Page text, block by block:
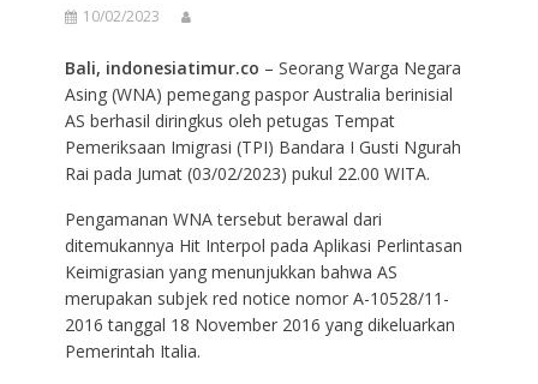
10/02/2023
Bali, indonesiatimur.co – Seorang Warga Negara
Asing (WNA) pemegang paspor Australia berinisial
AS berhasil diringkus oleh petugas Tempat
Pemeriksaan Imigrasi (TPI) Bandara I Gusti Ngurah
Rai pada Jumat (03/02/2023) pukul 22.00 WITA.
Pengamanan WNA tersebut berawal dari
ditemukannya Hit Interpol pada Aplikasi Perlintasan
Keimigrasian yang menunjukkan bahwa AS
merupakan subjek red notice nomor A-10528/11-
2016 tanggal 18 November 2016 yang dikeluarkan
Pemerintah Italia.